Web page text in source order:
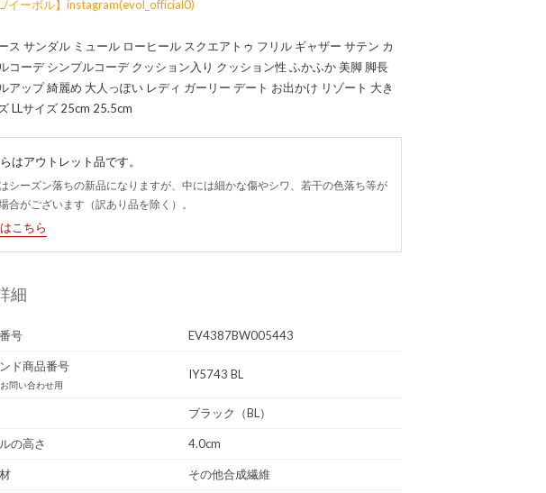
イーボル】instagram(evol_official0)
ス サンダル ミュール ローヒール スクエアトゥ フリル ギャザー サテン カ
コーデ シンプルコーデ クッション入り クッション性 ふかふか 美脚 脚長
アップ 綺麗め 大人っぽい レディ ガーリー デート お出かけ リゾート 大き
LLサイズ 25cm 25.5cm
はアウトレット品です。
シーズン落ちの新品になりますが、中には細かな傷やシワ、若干の色落ち等が
合がございます（訳あり品を除く）。
こちら
細
号 EV4387BW005443
ド商品番号
問い合わせ用
IY5743 BL
ブラック（BL）
の高さ 4.0cm
その他合成繊維